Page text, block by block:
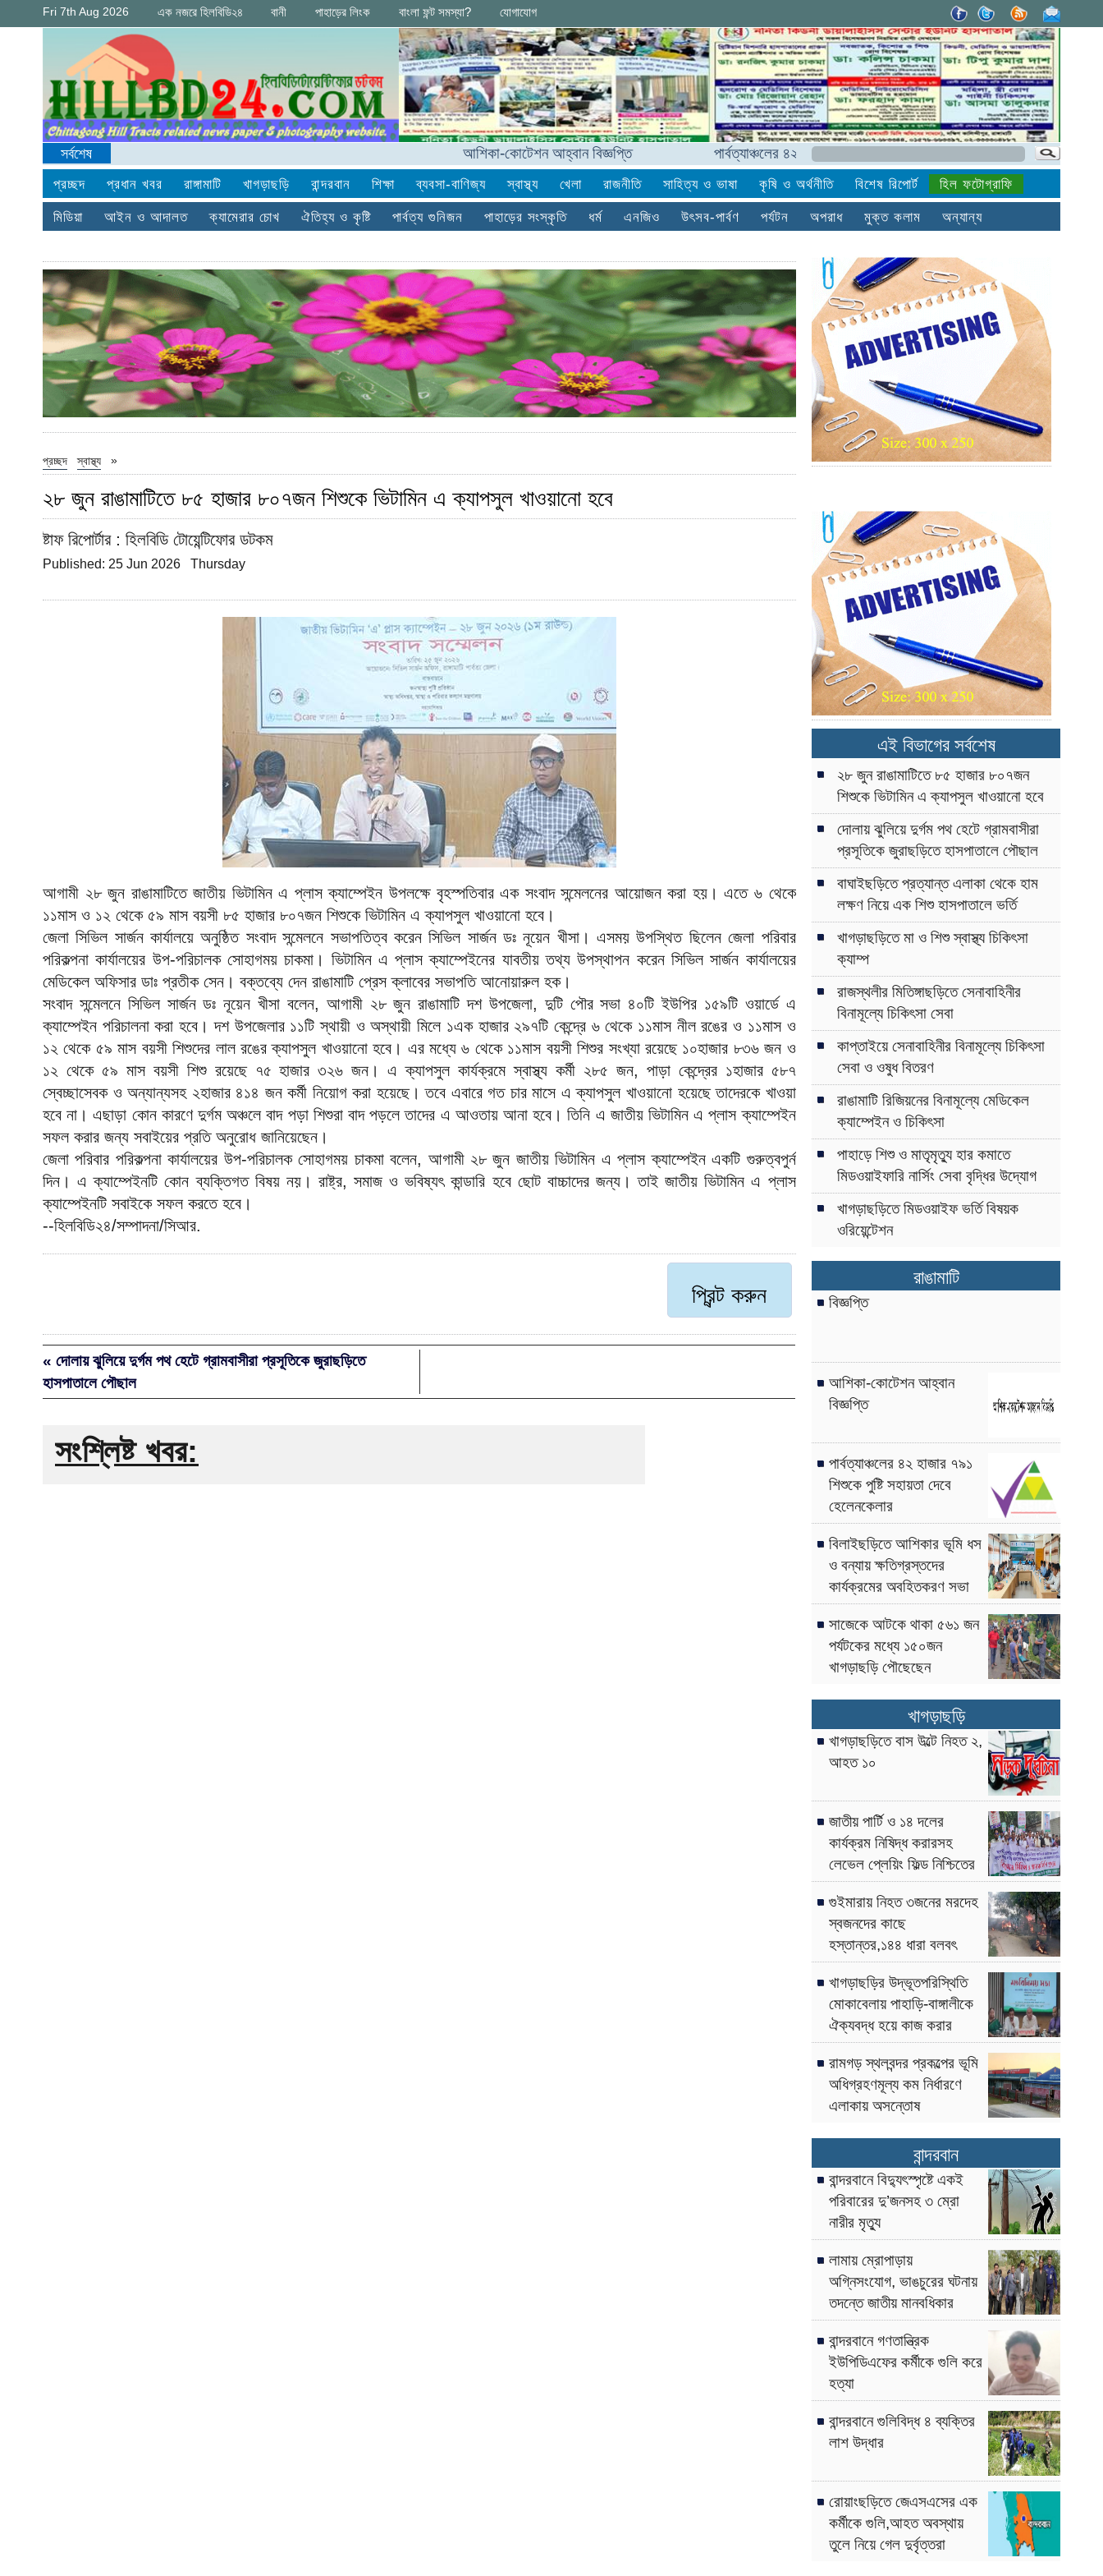
Fri 7th Aug 2026 এক নজরে হিলবিডি২৪ বানী পাহাড়ের লিংক বাংলা ফন্ট সমস্যা? যোগাযোগ
সর্বশেষ আশিকা-কোটেশন আহ্বান বিজ্ঞপ্তি পার্বত্যাঞ্চলের ৪২ হাজার ৭৯১ শিশুকে পুষ্টি সহায়তা দেবে হেলেনকেলার
প্রচ্ছদ প্রধান খবর রাঙ্গামাটি খাগড়াছড়ি বান্দরবান শিক্ষা ব্যবসা-বাণিজ্য স্বাস্থ্য খেলা রাজনীতি সাহিত্য ও ভাষা কৃষি ও অর্থনীতি বিশেষ রিপোর্ট
হিল ফটোগ্রাফি
মিডিয়া
আইন ও আদালত ক্যামেরার চোখ ঐতিহ্য ও কৃষ্টি পার্বত্য গুনিজন পাহাড়ের সংস্কৃতি ধর্ম এনজিও উৎসব-পার্বণ পর্যটন অপরাধ মুক্ত কলাম অন্যান্য
প্রচ্ছদ »
স্বাস্থ্য
২৮ জুন রাঙামাটিতে ৮৫ হাজার ৮০৭জন শিশুকে ভিটামিন এ ক্যাপসুল খাওয়ানো হবে
ষ্টাফ রিপোর্টার: হিলবিডি টোয়েন্টিফোর ডটকম
Published: 25 Jun 2026 Thursday
আগামী ২৮ জুন রাঙামাটিতে জাতীয় ভিটামিন এ প্লাস ক্যাম্পেইন উপলক্ষে বৃহস্পতিবার এক সংবাদ সন্মেলনের আয়োজন করা হয়। এতে ৬ থেকে
১১মাস ও ১২ থেকে ৫৯ মাস বয়সী ৮৫ হাজার ৮০৭জন শিশুকে ভিটামিন এ ক্যাপসুল খাওয়ানো হবে।
জেলা সিভিল সার্জন কার্যালয়ে অনুষ্ঠিত সংবাদ সন্মেলনে সভাপতিত্ব করেন সিভিল সার্জন ডঃ নূয়েন খীসা। এসময় উপস্থিত ছিলেন জেলা পরিবার
পরিকল্পনা কার্যালয়ের উপ-পরিচালক সোহাগময় চাকমা। ভিটামিন এ প্লাস ক্যাম্পেইনের যাবতীয় তথ্য উপস্থাপন করেন সিভিল সার্জন কার্যালয়ের
মেডিকেল অফিসার ডাঃ প্রতীক সেন। বক্তব্যে দেন রাঙামাটি প্রেস ক্লাবের সভাপতি আনোয়ারুল হক।
সংবাদ সন্মেলনে সিভিল সার্জন ডঃ নূয়েন খীসা বলেন, আগামী ২৮ জুন রাঙামাটি দশ উপজেলা, দুটি পৌর সভা ৪০টি ইউপির ১৫৯টি ওয়ার্ডে এ
ক্যাম্পেইন পরিচালনা করা হবে। দশ উপজেলার ১১টি স্থায়ী ও অস্থায়ী মিলে ১এক হাজার ২৯৭টি কেন্দ্রে ৬ থেকে ১১মাস নীল রঙের ও ১১মাস ও
১২ থেকে ৫৯ মাস বয়সী শিশুদের লাল রঙের ক্যাপসুল খাওয়ানো হবে। এর মধ্যে ৬ থেকে ১১মাস বয়সী শিশুর সংখ্যা রয়েছে ১০হাজার ৮৩৬ জন ও
১২ থেকে ৫৯ মাস বয়সী শিশু রয়েছে ৭৫ হাজার ৩২৬ জন। এ ক্যাপসুল কার্যক্রমে স্বাস্থ্য কর্মী ২৮৫ জন, পাড়া কেন্দ্রের ১হাজার ৫৮৭
স্বেচ্ছাসেবক ও অন্যান্যসহ ২হাজার ৪১৪ জন কর্মী নিয়োগ করা হয়েছে। তবে এবারে গত চার মাসে এ ক্যাপসুল খাওয়ানো হয়েছে তাদেরকে খাওয়া
হবে না। এছাড়া কোন কারণে দুর্গম অঞ্চলে বাদ পড়া শিশুরা বাদ পড়লে তাদের এ আওতায় আনা হবে। তিনি এ জাতীয় ভিটামিন এ প্লাস ক্যাম্পেইন
সফল করার জন্য সবাইয়ের প্রতি অনুরোধ জানিয়েছেন।
জেলা পরিবার পরিকল্পনা কার্যালয়ের উপ-পরিচালক সোহাগময় চাকমা বলেন, আগামী ২৮ জুন জাতীয় ভিটামিন এ প্লাস ক্যাম্পেইন একটি গুরুত্বপুর্ন
দিন। এ ক্যাম্পেইনটি কোন ব্যক্তিগত বিষয় নয়। রাষ্ট্র, সমাজ ও ভবিষ্যৎ কান্ডারি হবে ছোট বাচ্চাদের জন্য। তাই জাতীয় ভিটামিন এ প্লাস
ক্যাম্পেইনটি সবাইকে সফল করতে হবে।
--হিলবিডি২৪/সম্পাদনা/সিআর.
প্রিন্ট করুন
« দোলায় ঝুলিয়ে দুর্গম পথ হেটে গ্রামবাসীরা প্রসূতিকে জুরাছড়িতে
হাসপাতালে পৌছাল
সংশ্লিষ্ট খবর:
এই বিভাগের সর্বশেষ
২৮ জুন রাঙামাটিতে ৮৫ হাজার ৮০৭জন
শিশুকে ভিটামিন এ ক্যাপসুল খাওয়ানো হবে
দোলায় ঝুলিয়ে দুর্গম পথ হেটে গ্রামবাসীরা
প্রসূতিকে জুরাছড়িতে হাসপাতালে পৌছাল
বাঘাইছড়িতে প্রত্যান্ত এলাকা থেকে হাম
লক্ষণ নিয়ে এক শিশু হাসপাতালে ভর্তি
খাগড়াছড়িতে মা ও শিশু স্বাস্থ্য চিকিৎসা
ক্যাম্প
রাজস্থলীর মিতিঙ্গাছড়িতে সেনাবাহিনীর
বিনামূল্যে চিকিৎসা সেবা
কাপ্তাইয়ে সেনাবাহিনীর বিনামূল্যে চিকিৎসা
সেবা ও ওষুধ বিতরণ
রাঙামাটি রিজিয়নের বিনামূল্যে মেডিকেল
ক্যাম্পেইন ও চিকিৎসা
পাহাড়ে শিশু ও মাতৃমৃত্যু হার কমাতে
মিডওয়াইফারি নার্সিং সেবা বৃদ্ধির উদ্যোগ
খাগড়াছড়িতে মিডওয়াইফ ভর্তি বিষয়ক
ওরিয়েন্টেশন
রাঙামাটি
বিজ্ঞপ্তি
আশিকা-কোটেশন আহ্বান
বিজ্ঞপ্তি
পার্বত্যাঞ্চলের ৪২ হাজার ৭৯১
শিশুকে পুষ্টি সহায়তা দেবে
হেলেনকেলার
বিলাইছড়িতে আশিকার ভূমি ধস
ও বন্যায় ক্ষতিগ্রস্তদের
কার্যক্রমের অবহিতকরণ সভা
সাজেকে আটকে থাকা ৫৬১ জন
পর্যটকের মধ্যে ১৫০জন
খাগড়াছড়ি পৌছেছেন
খাগড়াছড়ি
খাগড়াছড়িতে বাস উল্টে নিহত ২,
আহত ১০
জাতীয় পার্টি ও ১৪ দলের
কার্যক্রম নিষিদ্ধ করারসহ
লেভেল প্লেয়িং ফিল্ড নিশ্চিতের
দাবী
গুইমারায় নিহত ৩জনের মরদেহ
স্বজনদের কাছে
হস্তান্তর,১৪৪ ধারা বলবৎ
খাগড়াছড়ির উদ্ভূতপরিস্থিতি
মোকাবেলায় পাহাড়ি-বাঙ্গালীকে
ঐক্যবদ্ধ হয়ে কাজ করার
আহ্বান-পার্বত্য উপদেষ্টা
রামগড় স্থলবন্দর প্রকল্পের ভূমি
অধিগ্রহণমূল্য কম নির্ধারণে
এলাকায় অসন্তোষ
বান্দরবান
বান্দরবানে বিদ্যুৎস্পৃষ্টে একই
পরিবারের দু’জনসহ ৩ ম্রো
নারীর মৃত্যু
লামায় ম্রোপাড়ায়
অগ্নিসংযোগ, ভাঙচুরের ঘটনায়
তদন্তে জাতীয় মানবধিকার
কমিশন
বান্দরবানে গণতান্ত্রিক
ইউপিডিএফের কর্মীকে গুলি করে
হত্যা
বান্দরবানে গুলিবিদ্ধ ৪ ব্যক্তির
লাশ উদ্ধার
রোয়াংছড়িতে জেএসএসের এক
কর্মীকে গুলি,আহত অবস্থায়
তুলে নিয়ে গেল দুর্বৃত্তরা